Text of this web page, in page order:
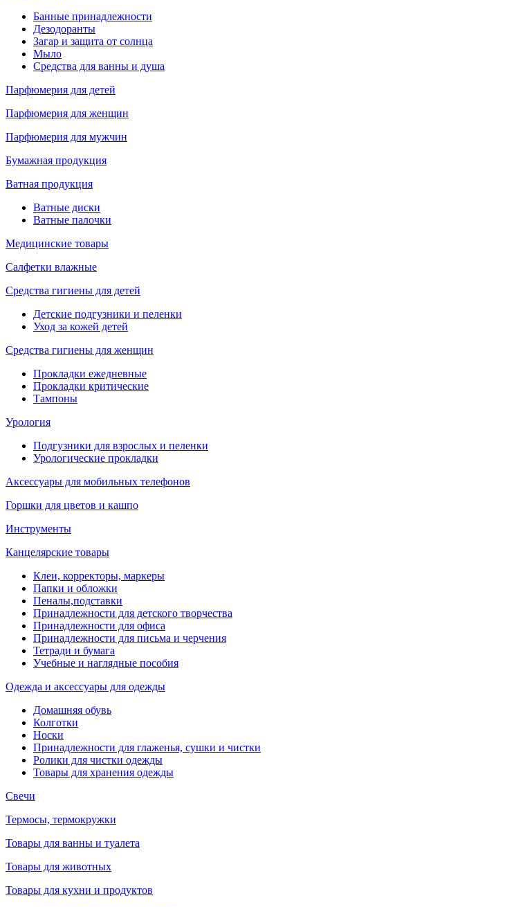
Банные принадлежности
Дезодоранты
Загар и защита от солнца
Мыло
Средства для ванны и душа
Парфюмерия для детей
Парфюмерия для женщин
Парфюмерия для мужчин
Бумажная продукция
Ватная продукция
Ватные диски
Ватные палочки
Медицинские товары
Салфетки влажные
Средства гигиены для детей
Детские подгузники и пеленки
Уход за кожей детей
Средства гигиены для женщин
Прокладки ежедневные
Прокладки критические
Тампоны
Урология
Подгузники для взрослых и пеленки
Урологические прокладки
Аксессуары для мобильных телефонов
Горшки для цветов и кашпо
Инструменты
Канцелярские товары
Клеи, корректоры, маркеры
Папки и обложки
Пеналы,подставки
Принадлежности для детского творчества
Принадлежности для офиса
Принадлежности для письма и черчения
Тетради и бумага
Учебные и наглядные пособия
Одежда и аксессуары для одежды
Домашняя обувь
Колготки
Носки
Принадлежности для глаженья, сушки и чистки
Ролики для чистки одежды
Товары для хранения одежды
Свечи
Термосы, термокружки
Товары для ванны и туалета
Товары для животных
Товары для кухни и продуктов